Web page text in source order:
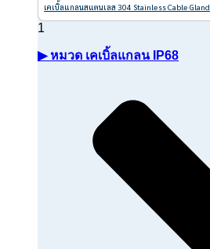
เคเบิ้ลแกลนสแตนเลส 304 Stainless Cable Gland
▶ หมวด เคเบิ้ลแกลน IP68